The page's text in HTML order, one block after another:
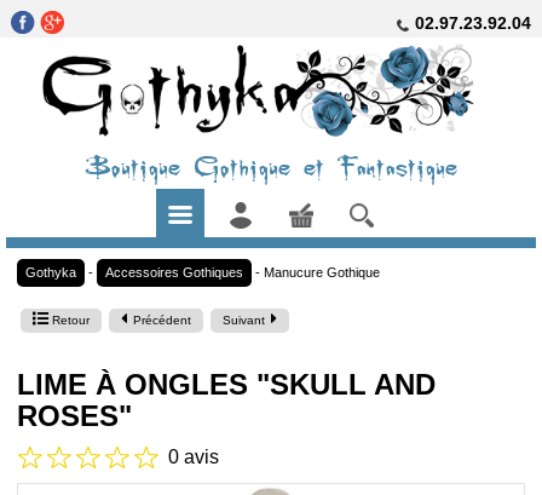
02.97.23.92.04
Boutique Gothique et Fantastique
Gothyka - Accessoires Gothiques - Manucure Gothique
Retour Précédent Suivant
LIME À ONGLES "SKULL AND
ROSES"
0 avis